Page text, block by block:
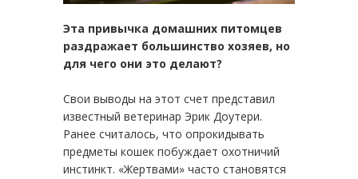
Эта привычка домашних питомцев
раздражает большинство хозяев, но
для чего они это делают?
Свои выводы на этот счет представил
известный ветеринар Эрик Доутери.
Ранее считалось, что опрокидывать
предметы кошек побуждает охотничий
инстинкт. «Жертвами» часто становятся